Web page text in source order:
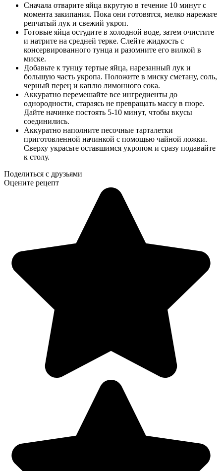
Сначала отварите яйца вкрутую в течение 10 минут с
момента закипания. Пока они готовятся, мелко нарежьте
репчатый лук и свежий укроп.
Готовые яйца остудите в холодной воде, затем очистите
и натрите на средней терке. Слейте жидкость с
консервированного тунца и разомните его вилкой в
миске.
Добавьте к тунцу тертые яйца, нарезанный лук и
большую часть укропа. Положите в миску сметану, соль,
черный перец и каплю лимонного сока.
Аккуратно перемешайте все ингредиенты до
однородности, стараясь не превращать массу в пюре.
Дайте начинке постоять 5-10 минут, чтобы вкусы
соединились.
Аккуратно наполните песочные тарталетки
приготовленной начинкой с помощью чайной ложки.
Сверху украсьте оставшимся укропом и сразу подавайте
к столу.
Поделиться с друзьями
Оцените рецепт